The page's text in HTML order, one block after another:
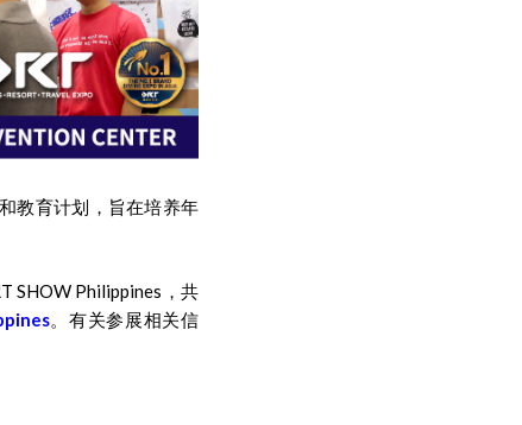
教育计划，旨在培养年
SHOW Philippines，共
。有关参展相关信